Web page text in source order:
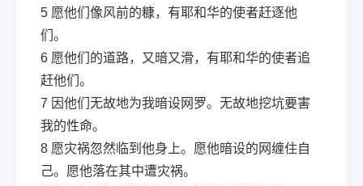
5 愿他们像风前的糠，有耶和华的使者赶逐他
们。
6 愿他们的道路，又暗又滑，有耶和华的使者追
赶他们。
7 因他们无故地为我暗设网罗。无故地挖坑要害
我的性命。
8 愿灾祸忽然临到他身上。愿他暗设的网缠住自
己。愿他落在其中遭灾祸。